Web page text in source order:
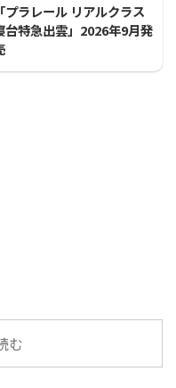
「プラレール リアルクラス
台特急出雲」2026年9月発
む